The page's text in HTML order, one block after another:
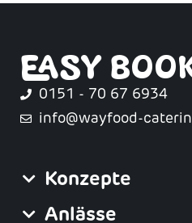
EASY
0151 - 70 67 6934
info@wayfood-
Konzepte
Anlässe